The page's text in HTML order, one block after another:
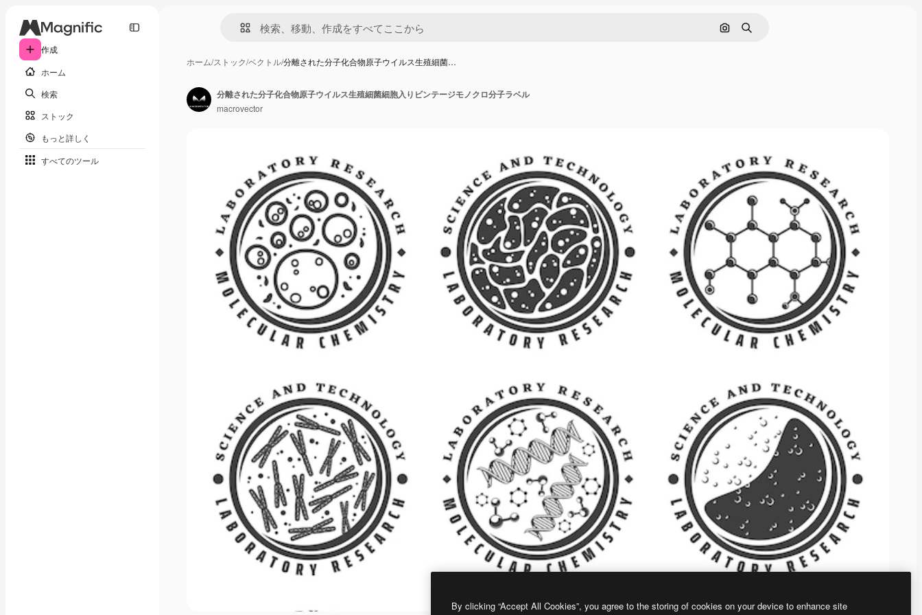
作成
ホーム
検索
ストック
もっと詳しく
すべてのツール
画像で検索
検索
ホーム/ストック/ベクトル/分離された分子化合物原子ウイルス生殖細菌…
分離された分子化合物原子ウイルス生殖細菌細胞入りビンテージモノクロ分子ラベル
macrovector
By clicking “Accept All Cookies”, you agree to the storing of cookies on your device to enhance site